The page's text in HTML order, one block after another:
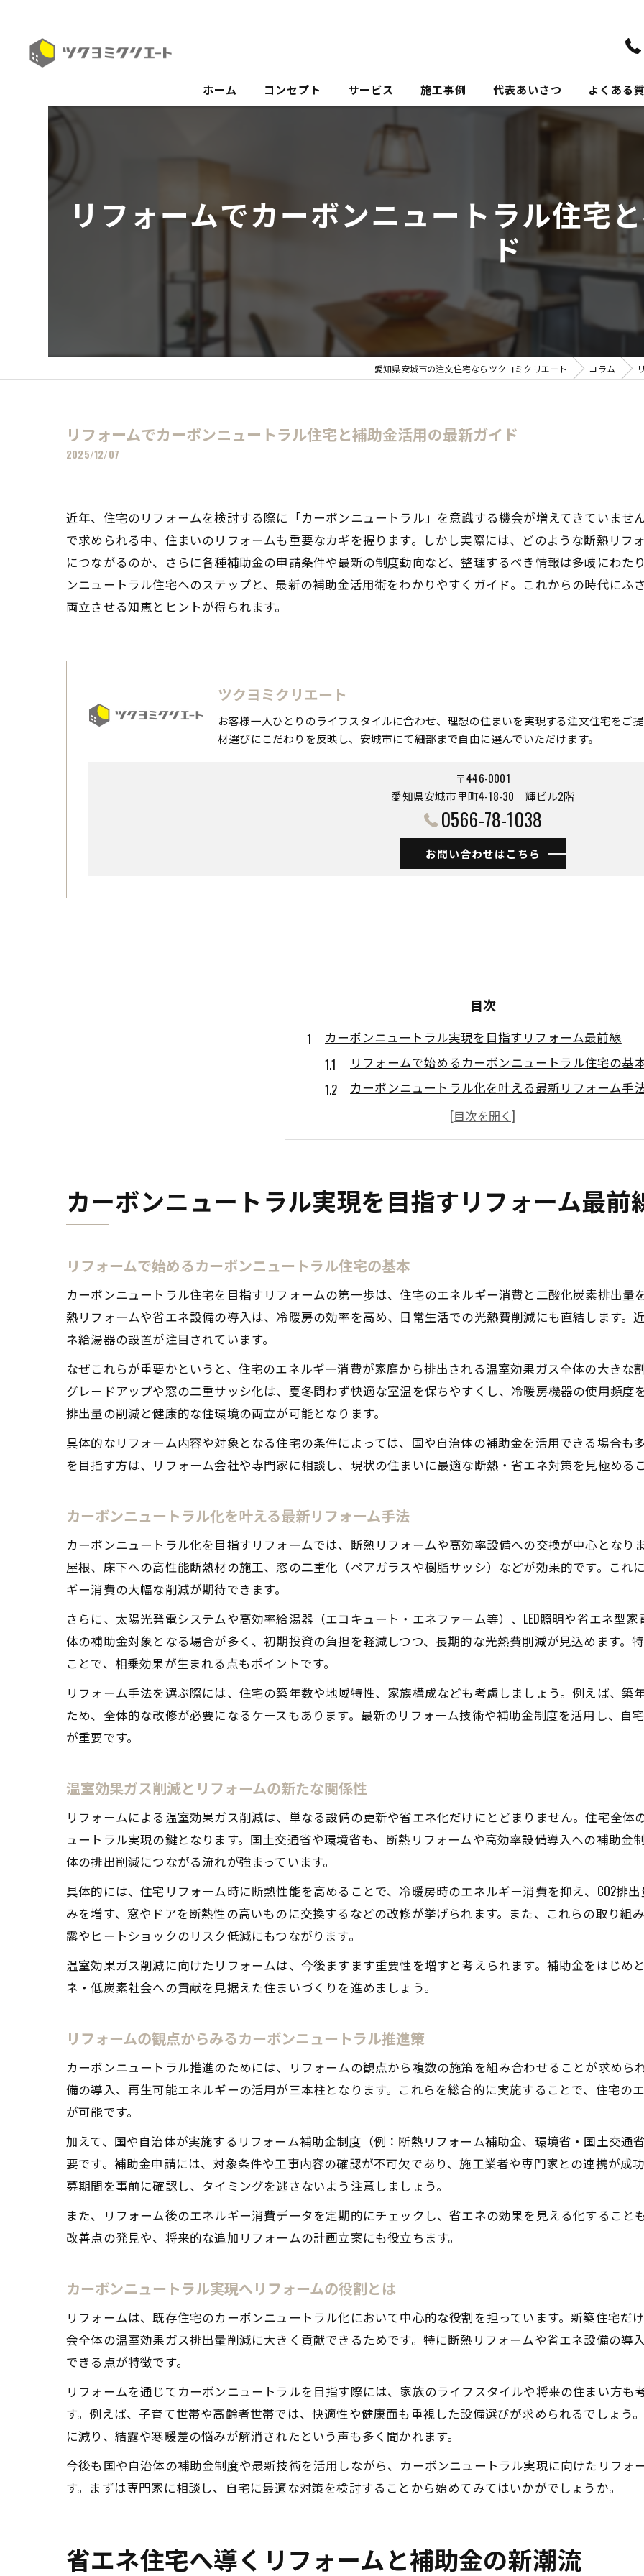
ホーム コンセプト サービス 施工事例 代表あいさつ よくある
リフォームでカーボンニュートラル住宅
ド
愛知県安城市の注文住宅ならツクヨミクリエート コラム
リフォームでカーボンニュートラル住宅と補助金活用の最新ガイド
2025/12/07
近年、住宅のリフォームを検討する際に「カーボンニュートラル」を意識する機会が増えてきていませ
で求められる中、住まいのリフォームも重要なカギを握ります。しかし実際には、どのような断熱リフ
につながるのか、さらに各種補助金の申請条件や最新の制度動向など、整理するべき情報は多岐にわた
ンニュートラル住宅へのステップと、最新の補助金活用術をわかりやすくガイド。これからの時代にふ
両立させる知恵とヒントが得られます。
ツクヨミクリエート
お客様一人ひとりのライフスタイルに合わせ、理想の住まいを実現する注文住宅をご
材選びにこだわりを反映し、安城市にて細部まで自由に選んでいただけます。
〒446-0001
愛知県安城市里町4-18-30 ​​​​​​​輝ビル2階
0566-78-1038
お問い合わせはこちら
目次
カーボンニュートラル実現を目指すリフォーム最前線
リフォームで始めるカーボンニュートラル住宅の基
カーボンニュートラル化を叶える最新リフォーム手
温室効果ガス削減とリフォームの新たな関係性
リフォームの観点からみるカーボンニュートラル推
省エネ住宅へ導くリフォームと補助金の新潮流
リフォームと補助金で進める省エネ住宅の実現法
省エネ住宅化を促すリフォーム補助金の使い方
リフォーム補助金一覧を活用した省エネプラン
2025年以降の省エネリフォーム補助金事情
断熱リフォームで快適性とリフォーム効果を両立
断熱リフォーム補助金を活用した費用削減術
リフォームで光熱費を抑える断熱対策の選び方
環境省の断熱リフォーム補助金の特徴を解説
リフォームで得られる健康と省エネのメリット
リフォームで資産価値を高める補助金活用法
リフォーム補助金一覧から選ぶ賢い申請戦略
補助金を使ったリフォームが資産へ与える影響
リフォームで長期的な資産価値維持を目指す方法
2025年以降のリフォーム補助金制度の最新動向
リフォーム補助金2025いつからの情報をチェック
リフォーム補助金2026年の予想と準備ポイント
環境省や国土交通省の断熱リフォーム支援ポイント
環境省の断熱リフォーム補助金活用の手順
国土交通省リフォーム補助金令和6年度の特徴
リフォームで使える省庁ごとの支援ポイント
リフォーム補助金申請の注意点と実務アドバイス
カーボンニュートラル実現を目指すリフォーム最前
リフォームで始めるカーボンニュートラル住宅の基本
カーボンニュートラル住宅を目指すリフォームの第一歩は、住宅のエネルギー消費と二酸化炭素排出量
熱リフォームや省エネ設備の導入は、冷暖房の効率を高め、日常生活での光熱費削減にも直結します。
ネ給湯器の設置が注目されています。
なぜこれらが重要かというと、住宅のエネルギー消費が家庭から排出される温室効果ガス全体の大きな
グレードアップや窓の二重サッシ化は、夏冬問わず快適な室温を保ちやすくし、冷暖房機器の使用頻度
排出量の削減と健康的な住環境の両立が可能となります。
具体的なリフォーム内容や対象となる住宅の条件によっては、国や自治体の補助金を活用できる場合も
を目指す方は、リフォーム会社や専門家に相談し、現状の住まいに最適な断熱・省エネ対策を見極める
カーボンニュートラル化を叶える最新リフォーム手法
カーボンニュートラル化を目指すリフォームでは、断熱リフォームや高効率設備への交換が中心となり
屋根、床下への高性能断熱材の施工、窓の二重化（ペアガラスや樹脂サッシ）などが効果的です。これ
ギー消費の大幅な削減が期待できます。
さらに、太陽光発電システムや高効率給湯器（エコキュート・エネファーム等）、LED照明や省エネ型
体の補助金対象となる場合が多く、初期投資の負担を軽減しつつ、長期的な光熱費削減が見込めます。
ことで、相乗効果が生まれる点もポイントです。
リフォーム手法を選ぶ際には、住宅の築年数や地域特性、家族構成なども考慮しましょう。例えば、築
ため、全体的な改修が必要になるケースもあります。最新のリフォーム技術や補助金制度を活用し、自
が重要です。
温室効果ガス削減とリフォームの新たな関係性
リフォームによる温室効果ガス削減は、単なる設備の更新や省エネ化だけにとどまりません。住宅全体
ュートラル実現の鍵となります。国土交通省や環境省も、断熱リフォームや高効率設備導入への補助金
体の排出削減につながる流れが強まっています。
具体的には、住宅リフォーム時に断熱性能を高めることで、冷暖房時のエネルギー消費を抑え、CO2排
みを増す、窓やドアを断熱性の高いものに交換するなどの改修が挙げられます。また、これらの取り組
露やヒートショックのリスク低減にもつながります。
温室効果ガス削減に向けたリフォームは、今後ますます重要性を増すと考えられます。補助金をはじめ
ネ・低炭素社会への貢献を見据えた住まいづくりを進めましょう。
リフォームの観点からみるカーボンニュートラル推進策
カーボンニュートラル推進のためには、リフォームの観点から複数の施策を組み合わせることが求めら
備の導入、再生可能エネルギーの活用が三本柱となります。これらを総合的に実施することで、住宅の
が可能です。
加えて、国や自治体が実施するリフォーム補助金制度（例：断熱リフォーム補助金、環境省・国土交通
要です。補助金申請には、対象条件や工事内容の確認が不可欠であり、施工業者や専門家との連携が成
募期間を事前に確認し、タイミングを逃さないよう注意しましょう。
また、リフォーム後のエネルギー消費データを定期的にチェックし、省エネの効果を見える化すること
改善点の発見や、将来的な追加リフォームの計画立案にも役立ちます。
カーボンニュートラル実現へリフォームの役割とは
リフォームは、既存住宅のカーボンニュートラル化において中心的な役割を担っています。新築住宅だ
会全体の温室効果ガス排出量削減に大きく貢献できるためです。特に断熱リフォームや省エネ設備の導
できる点が特徴です。
リフォームを通じてカーボンニュートラルを目指す際には、家族のライフスタイルや将来の住まい方も
す。例えば、子育て世帯や高齢者世帯では、快適性や健康面も重視した設備選びが求められるでしょう
に減り、結露や寒暖差の悩みが解消されたという声も多く聞かれます。
今後も国や自治体の補助金制度や最新技術を活用しながら、カーボンニュートラル実現に向けたリフォ
す。まずは専門家に相談し、自宅に最適な対策を検討することから始めてみてはいかがでしょうか。
省エネ住宅へ導くリフォームと補助金の新潮流